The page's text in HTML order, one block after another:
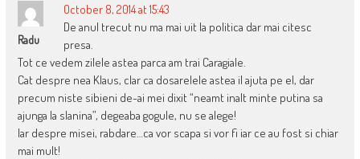
Radu
October 8, 2014 at 15:43
De anul trecut nu ma mai uit la politica dar mai citesc
presa.
Tot ce vedem zilele astea parca am trai Caragiale.
Cat despre nea Klaus, clar ca dosarelele astea il ajuta pe el, dar
precum niste sibieni de-ai mei dixit “neamt inalt minte putina sa
ajunga la slanina”, degeaba gogule, nu se alege!
Iar despre misei, rabdare…ca vor scapa si vor fi iar ce au fost si chiar
mai mult!